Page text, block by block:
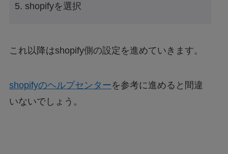
shopifyを選択
これ以降はshopify側の設定を進めていきます。
shopifyのヘルプセンターを参考に進めると間違
いないでしょう。